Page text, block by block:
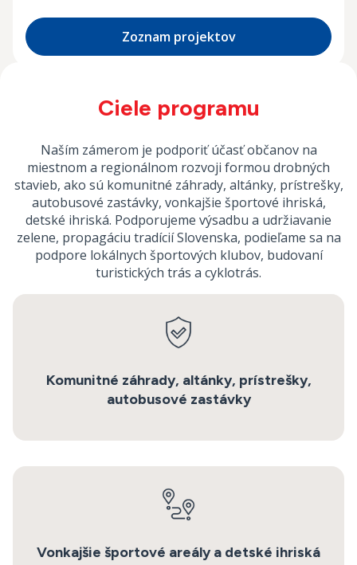
Zoznam projektov
Ciele programu
Naším zámerom je podporiť účasť občanov na
miestnom a regionálnom rozvoji formou drobných
stavieb, ako sú komunitné záhrady, altánky, prístrešky,
autobusové zastávky, vonkajšie športové ihriská,
detské ihriská. Podporujeme výsadbu a udržiavanie
zelene, propagáciu tradícií Slovenska, podieľame sa na
podpore lokálnych športových klubov, budovaní
turistických trás a cyklotrás.
Komunitné záhrady, altánky, prístrešky,
autobusové zastávky
Vonkajšie športové areály a detské ihriská